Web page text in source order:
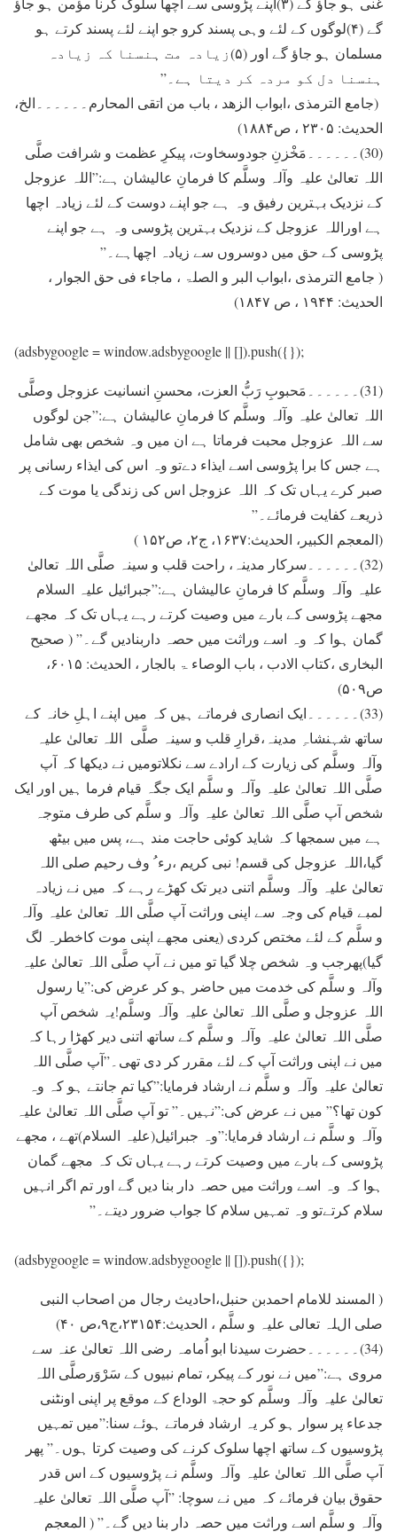
گے (۴)لوگوں کے لئے وہی پسند کرو جو اپنے لئے پسند کرتے ہو
مسلمان ہو جاؤ گے اور (۵)زيادہ مت ہنسنا کہ زيادہ
ہنسنا دل کو مردہ کر ديتا ہے۔”
(جامع الترمذی ،ابواب الزھد ، باب من اتقی المحارم۔۔۔۔۔۔الخ،
الحدیث: ۲۳۰۵ ، ص۱۸۸۴)
(30)۔۔۔۔۔۔مَخْزنِ جودوسخاوت، پیکرِ عظمت و شرافت صلَّی
اللہ تعالیٰ علیہ وآلہ وسلَّم کا فرمانِ عالیشان ہے:”اللہ عزوجل
کے نزديک بہترين رفیق وہ ہے جو اپنے دوست کے لئے زيادہ اچھا
ہے اوراللہ عزوجل کے نزديک بہترين پڑوسی وہ ہے جو اپنے
پڑوسی کے حق میں دوسروں سے زيادہ اچھاہے۔”
( جامع الترمذی ،ابواب البر و الصلۃ ، ماجاء فی حق الجوار ،
الحدیث: ۱۹۴۴ ، ص ۱۸۴۷)
(adsbygoogle = window.adsbygoogle || []).push({});
(31)۔۔۔۔۔۔مَحبوبِ رَبُّ العزت، محسنِ انسانیت عزوجل وصلَّی
اللہ تعالیٰ علیہ وآلہ وسلَّم کا فرمانِ عالیشان ہے:”جن لوگوں
سے اللہ عزوجل محبت فرماتا ہے ان ميں وہ شخص بھی شامل
ہے جس کا برا پڑوسی اسے ايذاء دےتو وہ اس کی ايذاء رسانی پر
صبر کرے يہاں تک کہ اللہ عزوجل اس کی زندگی يا موت کے
ذريعے کفايت فرمائے۔”
(المعجم الکبیر، الحدیث:۱۶۳۷، ج۲، ص۱۵۲ )
(32)۔۔۔۔۔۔سرکار مدينہ، راحت قلب و سينہ صلَّی اللہ تعالیٰ
علیہ وآلہ وسلَّم کا فرمانِ عالیشان ہے:”جبرائيل علیہ السلام
مجھے پڑوسی کے بارے ميں وصيت کرتے رہے يہاں تک کہ مجھے
گمان ہوا کہ وہ اسے وراثت ميں حصہ داربناديں گے۔” ( صحیح
البخاری ،کتاب الادب ، باب الوصاء ۃ بالجار ، الحدیث: ۶۰۱۵،
ص۵۰۹)
(33)۔۔۔۔۔۔ايک انصاری فرماتے ہيں کہ ميں اپنے اہلِ خانہ کے
ساتھ شہنشاہِ مدینہ،قرارِ قلب و سینہ صلَّی اللہ تعالیٰ علیہ
وآلہ وسلَّم کی زيارت کے ارادے سے نکلاتوميں نے ديکھا کہ آپ
صلَّی اللہ تعالیٰ علیہ وآلہ و سلَّم ايک جگہ قيام فرما ہيں اور ايک
شخص آپ صلَّی اللہ تعالیٰ علیہ وآلہ و سلَّم کی طرف متوجہ
ہے ميں سمجھا کہ شايد کوئی حاجت مند ہے، پس ميں بيٹھ
گيا،اللہ عزوجل کی قسم! نبی کریم ،رء ُ وف رحیم صلی اللہ
تعالیٰ علیہ وآلہ وسلَّم اتنی دير تک کھڑے رہے کہ ميں نے زيادہ
لمبے قيام کی وجہ سے اپنی وراثت آپ صلَّی اللہ تعالیٰ علیہ وآلہ
و سلَّم کے لئے مختص کردی (يعنی مجھے اپنی موت کاخطرہ لگ
گيا)پھرجب وہ شخص چلا گيا تو ميں نے آپ صلَّی اللہ تعالیٰ علیہ
وآلہ و سلَّم کی خدمت ميں حاضر ہو کر عرض کی:”يا رسول
اللہ عزوجل و صلَّی اللہ تعالیٰ علیہ وآلہ وسلَّم!يہ شخص آپ
صلَّی اللہ تعالیٰ علیہ وآلہ و سلَّم کے ساتھ اتنی دير کھڑا رہا کہ
ميں نے اپنی وراثت آپ کے لئے مقرر کر دی تھی۔”آپ صلَّی اللہ
تعالیٰ علیہ وآلہ و سلَّم نے ارشاد فرمایا:”کيا تم جانتے ہو کہ وہ
کون تھا؟” ميں نے عرض کی:”نہيں۔” تو آپ صلَّی اللہ تعالیٰ علیہ
وآلہ و سلَّم نے ارشاد فرمایا:”وہ جبرائيل(علیہ السلام)تھے ، مجھے
پڑوسی کے بارے ميں وصيت کرتے رہے يہاں تک کہ مجھے گمان
ہوا کہ وہ اسے وراثت ميں حصہ دار بنا ديں گے اور تم اگر انہيں
سلام کرتےتو وہ تمہيں سلام کا جواب ضرور ديتے۔”
(adsbygoogle = window.adsbygoogle || []).push({});
( المسند للامام احمدبن حنبل،احادیث رجال من اصحاب النبی
صلی اللہ تعالی علیہ و سلَّم ، الحدیث:۲۳۱۵۴،ج۹،ص ۴۰)
(34)۔۔۔۔۔۔حضرت سیدنا ابو اُمامہ رضی اللہ تعالیٰ عنہ سے
مروی ہے:”ميں نے نور کے پیکر، تمام نبیوں کے سَرْوَرصلَّی اللہ
تعالیٰ علیہ وآلہ وسلَّم کو حجۃ الوداع کے موقع پر اپنی اونٹنی
جدعاء پر سوار ہو کر یہ ارشاد فرماتے ہوئے سنا:”ميں تمہيں
پڑوسيوں کے ساتھ اچھا سلوک کرنے کی وصيت کرتا ہوں۔” پھر
آپ صلَّی اللہ تعالیٰ علیہ وآلہ وسلَّم نے پڑوسيوں کے اس قدر
حقوق بيان فرمائے کہ ميں نے سوچا: ”آپ صلَّی اللہ تعالیٰ علیہ
وآلہ و سلَّم اسے وراثت ميں حصہ دار بنا ديں گے۔” ( المعجم